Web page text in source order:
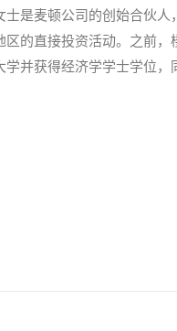
士是麦顿公司的创始合伙
区的直接投资活动。之前
学并获得经济学学士学位，